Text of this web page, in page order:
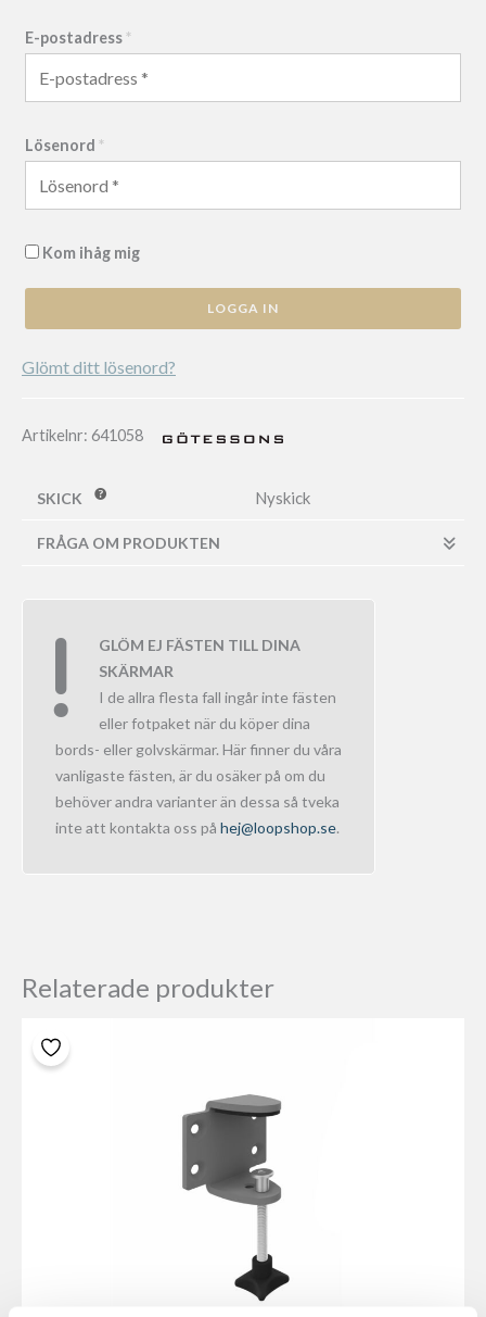
E-postadress *
Lösenord *
Kom ihåg mig
LOGGA IN
Glömt ditt lösenord?
Artikelnr: 641058
SKICK Nyskick
FRÅGA OM PRODUKTEN
GLÖM EJ FÄSTEN TILL DINA
SKÄRMAR
I de allra flesta fall ingår inte fästen
eller fotpaket när du köper dina
bords- eller golvskärmar. Här finner du våra
vanligaste fästen, är du osäker på om du
behöver andra varianter än dessa så tveka
inte att kontakta oss på hej@loopshop.se.
Relaterade produkter